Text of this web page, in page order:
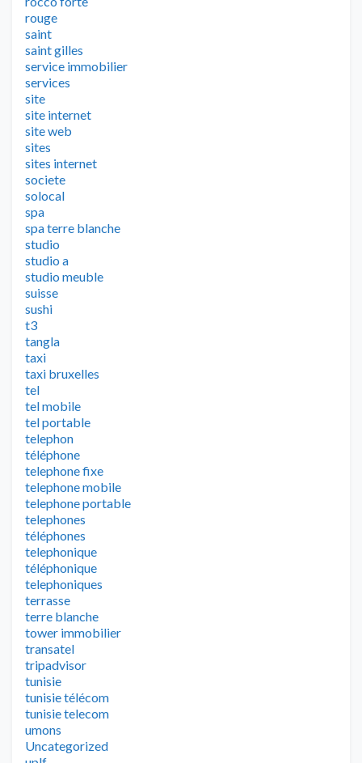
rouge
saint
saint gilles
service immobilier
services
site
site internet
site web
sites
sites internet
societe
solocal
spa
spa terre blanche
studio
studio a
studio meuble
suisse
sushi
t3
tangla
taxi
taxi bruxelles
tel
tel mobile
tel portable
telephon
téléphone
telephone fixe
telephone mobile
telephone portable
telephones
téléphones
telephonique
téléphonique
telephoniques
terrasse
terre blanche
tower immobilier
transatel
tripadvisor
tunisie
tunisie télécom
tunisie telecom
umons
Uncategorized